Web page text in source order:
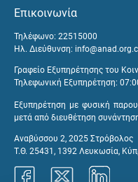
Επικοινωνία
Τηλέφωνο: 22515000
Ηλ. Διεύθυνση:
Γραφείο Εξυπηρέτησης του
Τηλεφωνική Εξυπηρέτηση:
Εξυπηρέτηση με φυσική
μετά από διευθέτηση
Αναβύσσου 2, 2025 Στρόβολος
Τ.Θ. 25431, 1392 Λευκωσία,